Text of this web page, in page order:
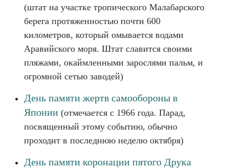
(штат на участке тропического Малабарского
берега протяженностью почти 600
километров, который омывается водами
Аравийского моря. Штат славится своими
пляжами, окаймленными зарослями пальм, и
огромной сетью заводей)
День памяти жертв самообороны в
Японии (отмечается с 1966 года. Парад,
посвященный этому событию, обычно
проходит в последнюю неделю октября)
День памяти коронации пятого Друка